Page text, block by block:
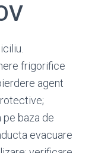
frigorifice
agent
baza de
evacuare